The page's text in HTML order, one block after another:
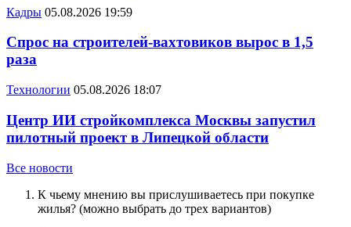
Кадры 05.08.2026 19:59
Спрос на строителей-вахтовиков вырос в 1,5
раза
Технологии 05.08.2026 18:07
Центр ИИ стройкомплекса Москвы запустил
пилотный проект в Липецкой области
Все новости
К чьему мнению вы прислушиваетесь при покупке
жилья? (можно выбрать до трех вариантов)